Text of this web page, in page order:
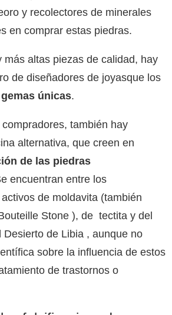
y recolectores de minerales
en comprar estas piedras.
más altas piezas de calidad, hay
de diseñadores de joyasque los
gemas únicas.
también hay
alternativa, que creen en
de las piedras
encuentran entre los
de moldavita (también
Stone ), de tectita y del
Desierto de Libia , aunque no
sobre la influencia de estos
de trastornos o